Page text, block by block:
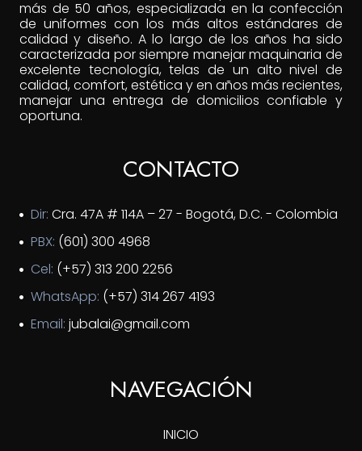
más de 50 años, especializada en la confección
de uniformes con los más altos estándares de
calidad y diseño. A lo largo de los años ha sido
caracterizada por siempre manejar maquinaria de
excelente tecnología, telas de un alto nivel de
calidad, comfort, estética y en años más recientes,
manejar una entrega de domicilios confiable y
oportuna.
CONTACTO
Dir: Cra. 47A # 114A – 27 - Bogotá, D.C. - Colombia
PBX: (601) 300 4968
Cel: (+57) 313 200 2256
WhatsApp: (+57) 314 267 4193
Email: jubalai@gmail.com
NAVEGACIÓN
INICIO